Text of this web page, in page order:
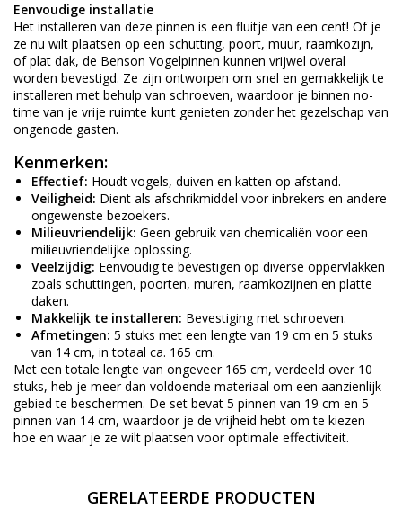
Eenvoudige installatie
Het installeren van deze pinnen is een fluitje van een cent! Of je
ze nu wilt plaatsen op een schutting, poort, muur, raamkozijn,
of plat dak, de Benson Vogelpinnen kunnen vrijwel overal
worden bevestigd. Ze zijn ontworpen om snel en gemakkelijk te
installeren met behulp van schroeven, waardoor je binnen no-
time van je vrije ruimte kunt genieten zonder het gezelschap van
ongenode gasten.
Kenmerken:
Effectief: Houdt vogels, duiven en katten op afstand.
Veiligheid: Dient als afschrikmiddel voor inbrekers en andere
ongewenste bezoekers.
Milieuvriendelijk: Geen gebruik van chemicaliën voor een
milieuvriendelijke oplossing.
Veelzijdig: Eenvoudig te bevestigen op diverse oppervlakken
zoals schuttingen, poorten, muren, raamkozijnen en platte
daken.
Makkelijk te installeren: Bevestiging met schroeven.
Afmetingen: 5 stuks met een lengte van 19 cm en 5 stuks
van 14 cm, in totaal ca. 165 cm.
Met een totale lengte van ongeveer 165 cm, verdeeld over 10
stuks, heb je meer dan voldoende materiaal om een aanzienlijk
gebied te beschermen. De set bevat 5 pinnen van 19 cm en 5
pinnen van 14 cm, waardoor je de vrijheid hebt om te kiezen
hoe en waar je ze wilt plaatsen voor optimale effectiviteit.
GERELATEERDE PRODUCTEN